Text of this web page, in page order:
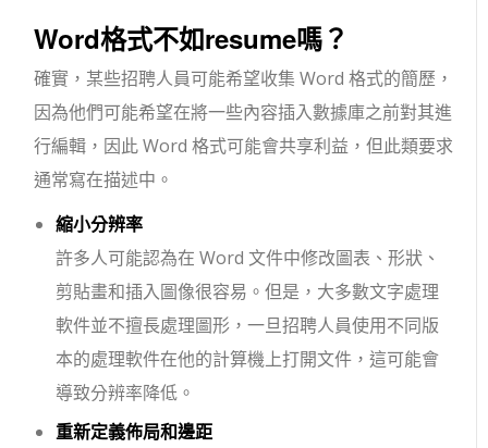
Word格式不如resume嗎？
確實，某些招聘人員可能希望收集 Word 格式的簡歷，
因為他們可能希望在將一些內容插入數據庫之前對其進
行編輯，因此 Word 格式可能會共享利益，但此類要求
通常寫在描述中。
縮小分辨率
許多人可能認為在 Word 文件中修改圖表、形狀、
剪貼畫和插入圖像很容易。但是，大多數文字處理
軟件並不擅長處理圖形，一旦招聘人員使用不同版
本的處理軟件在他的計算機上打開文件，這可能會
導致分辨率降低。
重新定義佈局和邊距